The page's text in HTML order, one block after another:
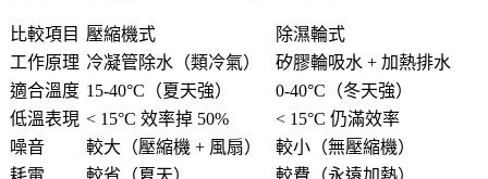
比較項目 壓縮機式
除濕輪式
工作原理 冷凝管除水（類冷氣）
矽膠輪吸水 + 加熱排水
適合溫度 15-40°C （夏天強） 0-40°C （冬天強）
低溫表現 < 15°C 效率掉 50%
< 15°C 仍滿效率
噪音
較大（壓縮機 + 風扇） 較小 （無壓縮機）
耗電
較省 （夏天）
較費（永遠加熱）